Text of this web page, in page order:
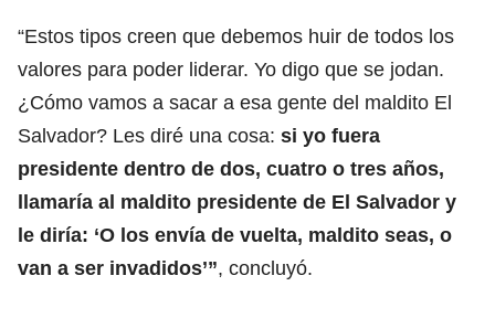
“Estos tipos creen que debemos huir de todos los
valores para poder liderar. Yo digo que se jodan.
¿Cómo vamos a sacar a esa gente del maldito El
Salvador? Les diré una cosa: si yo fuera
presidente dentro de dos, cuatro o tres años,
llamaría al maldito presidente de El Salvador y
le diría: ‘O los envía de vuelta, maldito seas, o
van a ser invadidos’”, concluyó.